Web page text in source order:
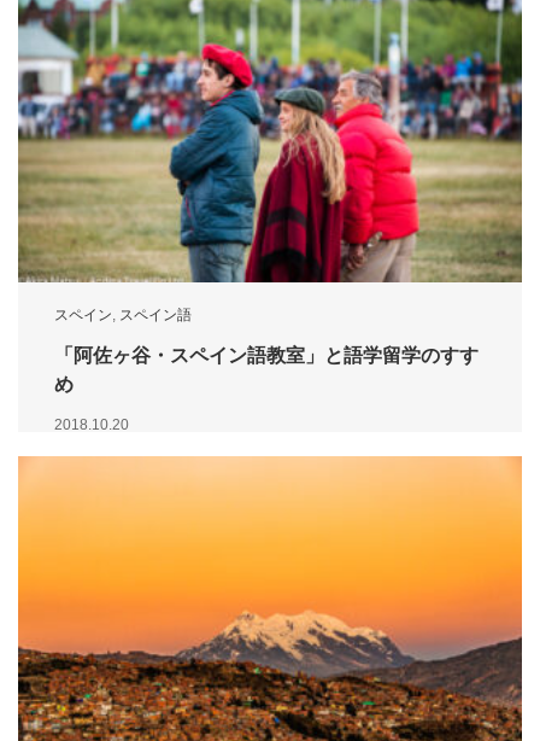
スペイン, スペイン語
「阿佐ヶ谷・スペイン語教室」と語学留学のすす
め
2018.10.20